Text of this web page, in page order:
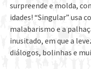
surpreende e molda,
idades! “Singular” usa
malabarismo e a
inusitado, em que a
diálogos, bolinhas e